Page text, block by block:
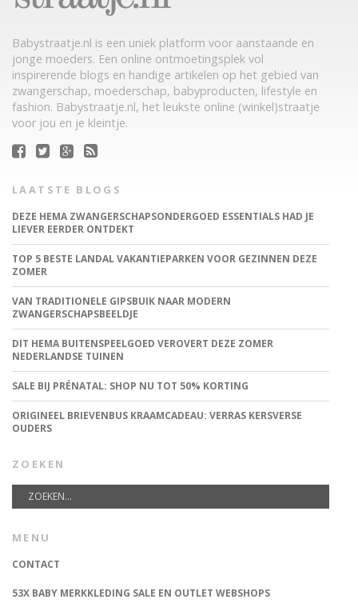
Babystraatje.nl is een uniek platform voor aanstaande en
jonge moeders. Een online ontmoetingsplek vol
inspirerende blogs en handige artikelen op het gebied van
zwangerschap, moederschap, babyproducten, lifestyle en
fashion. Babystraatje.nl, het leukste online (winkel)straatje
voor jou en je kleintje.
LAATSTE BLOGS
DEZE HEMA ZWANGERSCHAPSONDERGOED ESSENTIALS HAD JE
LIEVER EERDER ONTDEKT
TOP 5 BESTE LANDAL VAKANTIEPARKEN VOOR GEZINNEN DEZE
ZOMER
VAN TRADITIONELE GIPSBUIK NAAR MODERN
ZWANGERSCHAPSBEELDJE
DIT HEMA BUITENSPEELGOED VEROVERT DEZE ZOMER
NEDERLANDSE TUINEN
SALE BIJ PRÉNATAL: SHOP NU TOT 50% KORTING
ORIGINEEL BRIEVENBUS KRAAMCADEAU: VERRAS KERSVERSE
OUDERS
ZOEKEN
MENU
CONTACT
53X BABY MERKKLEDING SALE EN OUTLET WEBSHOPS